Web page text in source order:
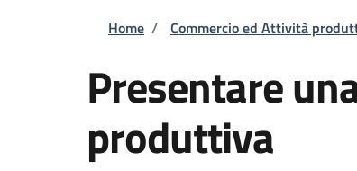
Briciole di pane
Home / Commercio ed Attività
Presentare
produttiva